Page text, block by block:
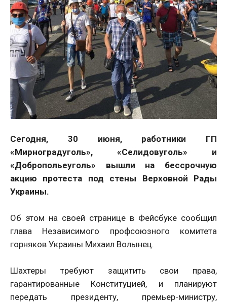
Сегодня, 30 июня, работники ГП
«Мирноградуголь», «Селидовуголь» и
«Добропольеуголь» вышли на бессрочную
акцию протеста под стены Верховной Рады
Украины.
Об этом на своей странице в Фейсбуке сообщил
глава Независимого профсоюзного комитета
горняков Украины Михаил Волынец.
Шахтеры требуют защитить свои права,
гарантированные Конституцией, и планируют
передать президенту, премьер-министру,